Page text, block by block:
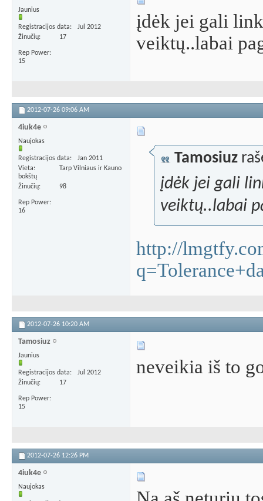
Jaunius
Registracijos data
Jul 2012
Žinučių
17
Rep Power
15
įdėk jei gali
veiktų..labai
2012-07-26 09:06 AM
4iuk4e
Naujokas
Registracijos data
Jan 2011
Vieta
Tarp Vilniaus ir Kauno
bokštų
Žinučių
98
Rep Power
16
Tamosiuz
įdėk jei gali
veiktų..labai
http://
2012-07-26 10:20 AM
Tamosiuz
Jaunius
Registracijos data
Jul 2012
Žinučių
17
Rep Power
15
neveikia iš to
2012-07-26 12:26 PM
4iuk4e
Naujokas